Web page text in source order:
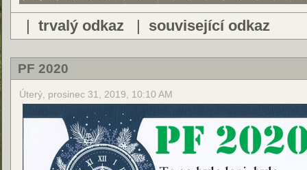
| trvalý odkaz | související odkaz
PF 2020
Úterý, prosinec 31, 2019, 10:10 AM